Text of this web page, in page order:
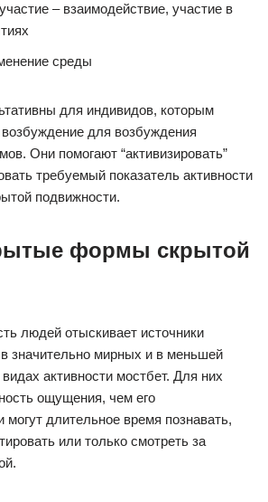
– взаимодействие, участие в
среды
для индивидов, которым
для возбуждения
Они помогают “активизировать”
требуемый показатель активности
подвижности.
формы скрытой
людей отыскивает источники
значительно мирных и в меньшей
активности мостбет. Для них
ощущения, чем его
могут длительное время познавать,
или только смотреть за